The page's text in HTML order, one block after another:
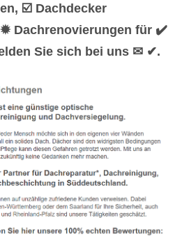
☑️ Dachdecker
Dachrenovierungen für ✔️
Sie sich bei uns ✉ ✔.